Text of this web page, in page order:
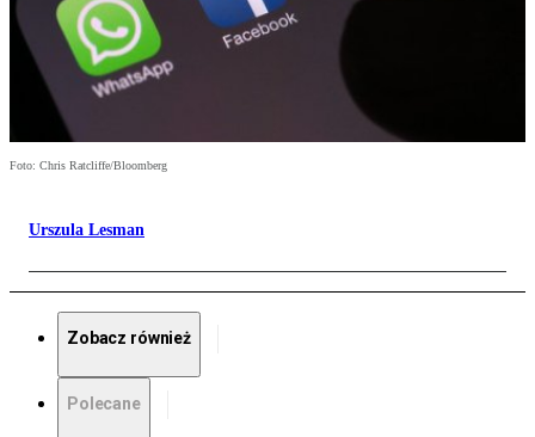
Foto: Chris Ratcliffe/Bloomberg
Urszula Lesman
Zobacz również
Polecane